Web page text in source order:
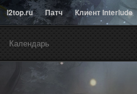
l2top.ru Патч Клиент Interlude
Календарь